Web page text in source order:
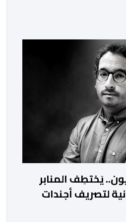
ملال وابن جرير وطنجة وأصيلة،
تهدف لضخ دماء جديدة
شابة ومتمرسة، […]
يَختطِف المنابر
لتصريف أجندات